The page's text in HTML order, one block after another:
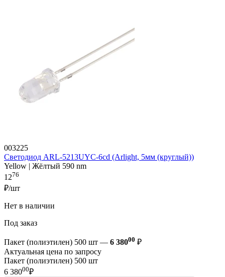
003225
Светодиод ARL-5213UYC-6cd (Arlight, 5мм (круглый))
Yellow | Жёлтый 590 nm
1276
₽/шт
Нет в наличии
Под заказ
Пакет (полиэтилен) 500 шт — 6 38000 ₽
Актуальная цена по запросу
Пакет (полиэтилен) 500 шт
6 38000₽